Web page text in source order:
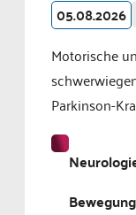
05.08.2026
Motorische
Parkinson-